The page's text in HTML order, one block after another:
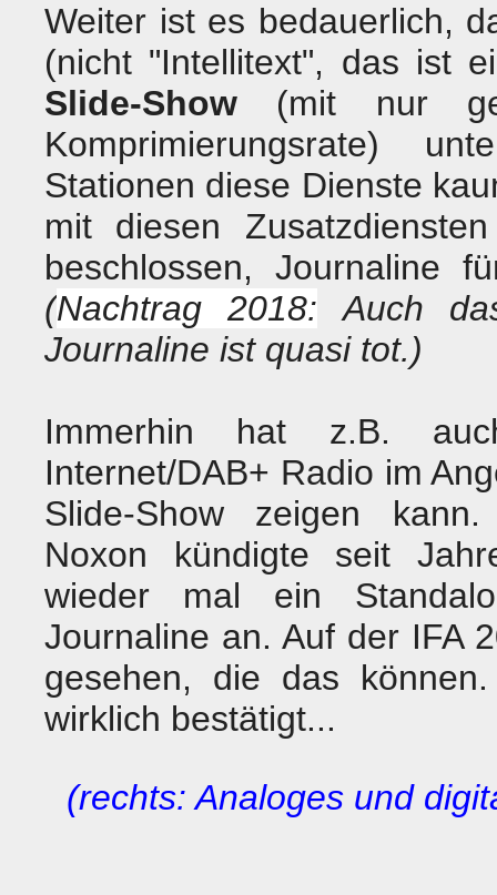
Weiter ist es bedauerlich,
(nicht "Intellitext", das ist
Slide-Show (mit nur
Komprimierungsrate)
Stationen diese Dienste
mit diesen
beschlossen, Journaline
(Nachtrag 2018: Auch
Journaline ist quasi tot.)
Immerhin hat z.B.
Internet/DAB+ Radio im
Slide-Show zeigen
Noxon kündigte seit
wieder mal ein
Journaline an. Auf der IFA
gesehen, die das
wirklich bestätigt...
(rechts: Analoges und